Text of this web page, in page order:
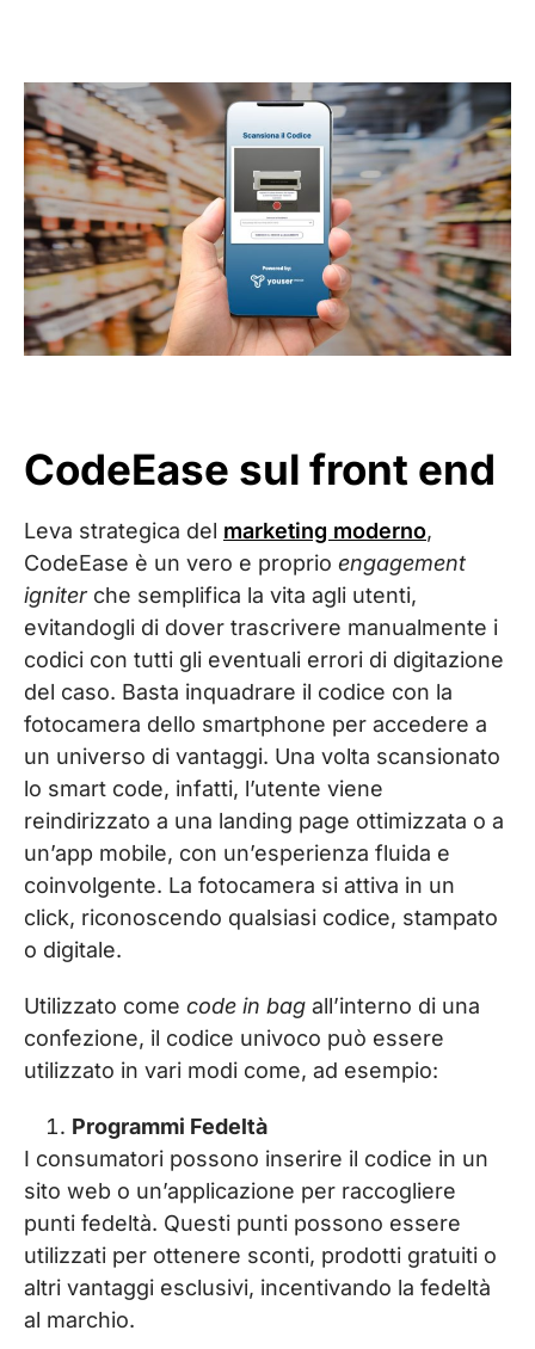
CodeEase sul front end
Leva strategica del marketing moderno,
CodeEase è un vero e proprio engagement
igniter che semplifica la vita agli utenti,
evitandogli di dover trascrivere manualmente i
codici con tutti gli eventuali errori di digitazione
del caso. Basta inquadrare il codice con la
fotocamera dello smartphone per accedere a
un universo di vantaggi. Una volta scansionato
lo smart code, infatti, l’utente viene
reindirizzato a una landing page ottimizzata o a
un’app mobile, con un’esperienza fluida e
coinvolgente. La fotocamera si attiva in un
click, riconoscendo qualsiasi codice, stampato
o digitale.
Utilizzato come code in bag all’interno di una
confezione, il codice univoco può essere
utilizzato in vari modi come, ad esempio:
Programmi Fedeltà
I consumatori possono inserire il codice in un
sito web o un’applicazione per raccogliere
punti fedeltà. Questi punti possono essere
utilizzati per ottenere sconti, prodotti gratuiti o
altri vantaggi esclusivi, incentivando la fedeltà
al marchio.